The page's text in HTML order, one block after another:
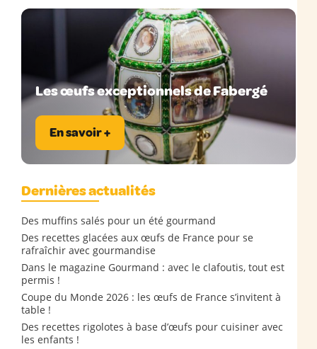
Les œufs exceptionnels de Fabergé
En savoir +
Dernières actualités
Des muffins salés pour un été gourmand
Des recettes glacées aux œufs de France pour se
rafraîchir avec gourmandise
Dans le magazine Gourmand : avec le clafoutis, tout est
permis !
Coupe du Monde 2026 : les œufs de France s’invitent à
table !
Des recettes rigolotes à base d’œufs pour cuisiner avec
les enfants !